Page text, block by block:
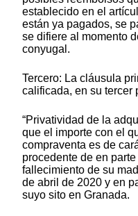
establecido en el
están ya pagados, se
se difiere al momento
conyugal.
Tercero: La cláusula
calificada, en su tercer
“Privatividad de la
que el importe con el
compraventa es de
procedente de en
fallecimiento de su
de abril de 2020 y en
suyo sito en Granada.